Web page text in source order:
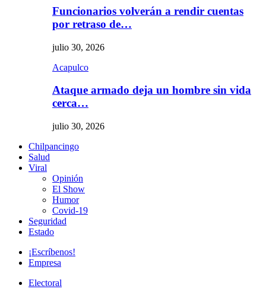
Funcionarios volverán a rendir cuentas
por retraso de…
julio 30, 2026
Acapulco
Ataque armado deja un hombre sin vida
cerca…
julio 30, 2026
Chilpancingo
Salud
Viral
Opinión
El Show
Humor
Covid-19
Seguridad
Estado
¡Escríbenos!
Empresa
Electoral